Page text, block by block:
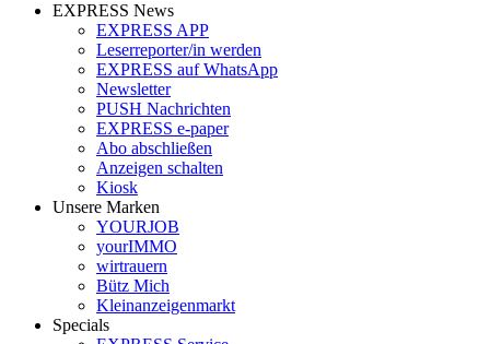
EXPRESS News
EXPRESS APP
Leserreporter/in werden
EXPRESS auf WhatsApp
Newsletter
PUSH Nachrichten
EXPRESS e-paper
Abo abschließen
Anzeigen schalten
Kiosk
Unsere Marken
YOURJOB
yourIMMO
wirtrauern
Bütz Mich
Kleinanzeigenmarkt
Specials